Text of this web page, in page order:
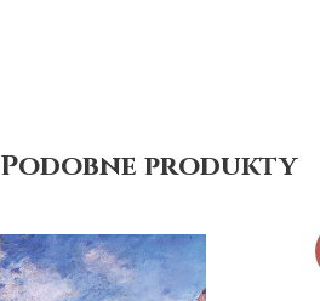
Podobne produkty